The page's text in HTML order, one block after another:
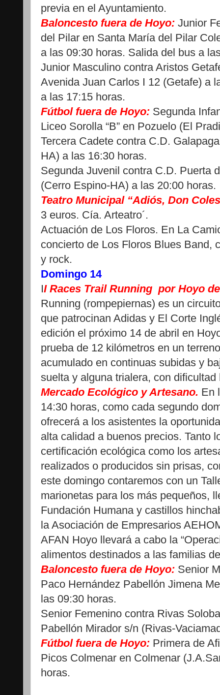
previa en el Ayuntamiento.
Baloncesto fuera de Hoyo: Junior
del Pilar en Santa María del Pilar
a las 09:30 horas. Salida del bus a
Junior Masculino contra Aristos
Avenida Juan Carlos I 12 (Getafe) a
a las 17:15 horas.
Fútbol fuera de Hoyo: Segunda
Liceo Sorolla “B” en Pozuelo (El
Tercera Cadete contra C.D.
HA) a las 16:30 horas.
Segunda Juvenil contra C.D. Puerta
(Cerro Espino-HA) a las 20:00 horas.
Teatro Municipal “Adiós, Don
3 euros. Cía. Arteatro´.
Actuación de Los Floros. En La
concierto de Los Floros Blues Band,
y rock.
Domingo 14
II Races Trail Running por Hoyo
Running (rompepiernas) es un
que patrocinan Adidas y El Corte
edición el próximo 14 de abril en
prueba de 12 kilómetros en un
acumulado en continuas subidas y
suelta y alguna trialera, con
Mercado Ecológico y Artesano. En
14:30 horas, como cada segundo
ofrecerá a los asistentes la
alta calidad a buenos precios. Tanto
certificación ecológica como los
realizados o producidos sin prisas,
este domingo contaremos con un
marionetas para los más pequeños,
Fundación Humana y castillos
la Asociación de Empresarios
AFAN Hoyo llevará a cabo la
alimentos destinados a las familias
Baloncesto fuera de Hoyo: Senior
Paco Hernández Pabellón Jimena
las 09:30 horas.
Senior Femenino contra Rivas
Pabellón Mirador s/n (Rivas-
Fútbol fuera de Hoyo: Primera de
Picos Colmenar en Colmenar
horas.